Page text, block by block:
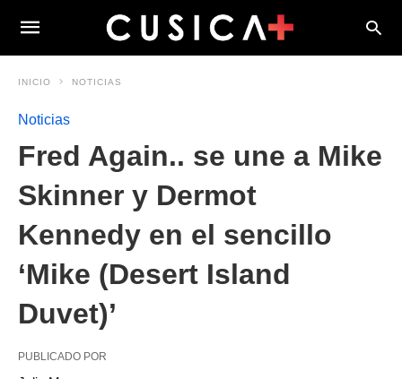
INICIO NOTICIAS
Noticias
Fred Again.. se une a Mike
Skinner y Dermot
Kennedy en el sencillo
‘Mike (Desert Island
Duvet)’
PUBLICADO POR